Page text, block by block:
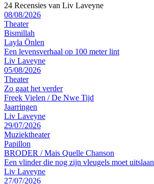
24 Recensies van Liv Laveyne
08/08/2026
Theater
Bismillah
Layla Önlen
Een levensverhaal op 100 meter lint
Liv Laveyne
05/08/2026
Theater
Zo gaat het verder
Freek Vielen / De Nwe Tijd
Jaarringen
Liv Laveyne
29/07/2026
Muziektheater
Papillon
BRODER / Mais Quelle Chanson
Een vlinder die nog zijn vleugels moet uitslaan
Liv Laveyne
27/07/2026